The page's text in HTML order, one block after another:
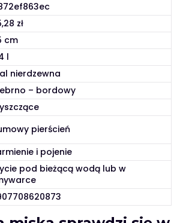
zł
cm
l
nierdzewna
– bordowy
pierścień
i pojenie
pod bieżącą wodą lub w